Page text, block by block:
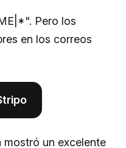
Pero los
en los correos
un excelente